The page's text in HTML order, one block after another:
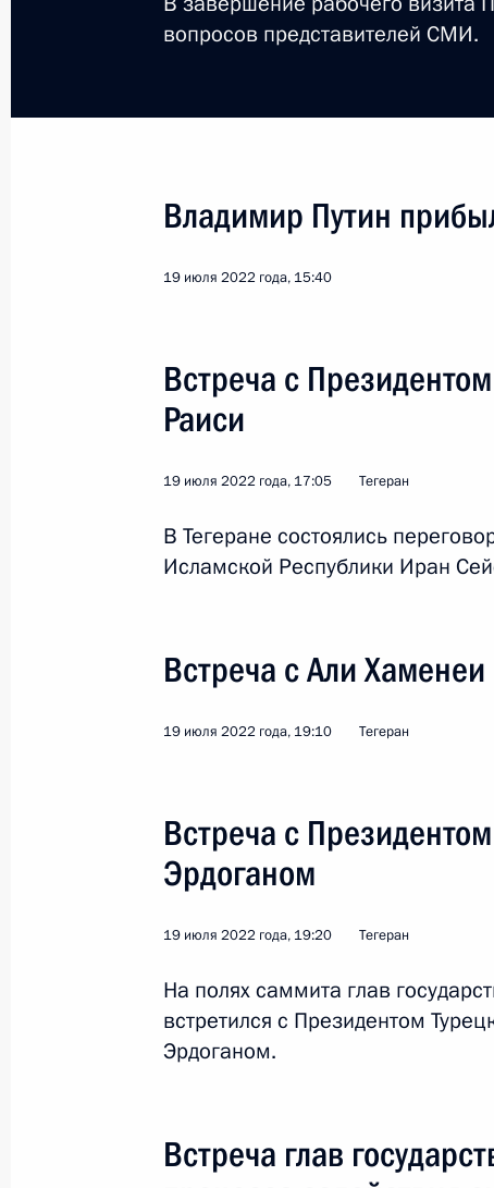
Телефонный разговор с
Телефонный разговор с
11 января 2023 года, 18:10
Эбрахимом Раиси
12 ноября 2022 года, 20:00
Встреча с Президентом Ирана
Астанинского процесса
19 июля 2022 года
формате»
19 июля 2022 года, 22:20
Встреча глав государств – гарантов
содействия сирийскому
вопросов представителей СМИ.
Владимир Путин
19 июля 2022 года, 15:40
Встреча с
Раиси
19 июля 2022 года, 17:05 Тегеран
В Тегеране состоялись
Исламской Республики Иран
Встреча с Али Хаменеи
19 июля 2022 года, 19:10 Тегеран
Встреча с
Эрдоганом
19 июля 2022 года, 19:20 Тегеран
На полях саммита глав
встретился с Президентом
Эрдоганом.
Встреча глав